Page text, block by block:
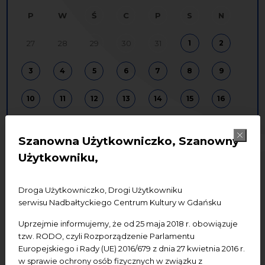
Szanowna Użytkowniczko, Szanowny
Użytkowniku,
Droga Użytkowniczko, Drogi Użytkowniku
serwisu Nadbałtyckiego Centrum Kultury w Gdańsku
Uprzejmie informujemy, że od 25 maja 2018 r. obowiązuje
tzw. RODO, czyli Rozporządzenie Parlamentu
Europejskiego i Rady (UE) 2016/679 z dnia 27 kwietnia 2016 r.
w sprawie ochrony osób fizycznych w związku z
P W Ś C P S N
27 28 29 30 31 1 2
3 4 5 6 7 8 9
10 11 12 13 14 15 16
24 25 26
edukacja koncerty spotkania
badania wystawy konferencje